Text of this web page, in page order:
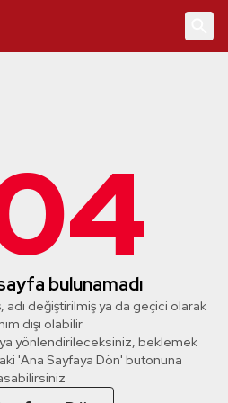
sayfa bulunamadı
adı değiştirilmiş ya da geçici olarak
dışı olabilir
yönlendirileceksiniz, beklemek
'Ana Sayfaya Dön' butonuna